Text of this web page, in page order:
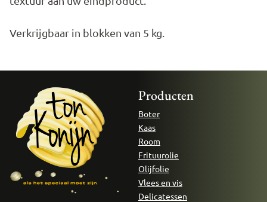
Verkrijgbaar in blokken van 5 kg.
Producten
Boter
Kaas
Room
Frituurolie
Olijfolie
Vlees en vis
Delicatessen